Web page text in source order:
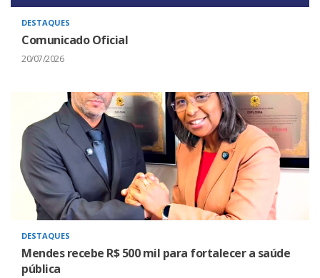
DESTAQUES
Comunicado Oficial
20/07/2026
DESTAQUES
Mendes recebe R$ 500 mil para fortalecer a saúde
pública